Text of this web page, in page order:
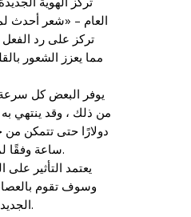
العام – «شعر أحدث
تركز على رد
مما يعزز الشعور
يوفر البعض كل
دولارًا حتى تتمكن
ساعة وفقًا لموهبتك وقد تجدها.
يعتمد التأثير على
وسوف تقوم
الجديد ذا تأثير قوي ورائع.